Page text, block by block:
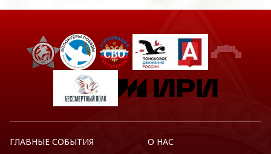
ГЛАВНЫЕ СОБЫТИЯ О НАС